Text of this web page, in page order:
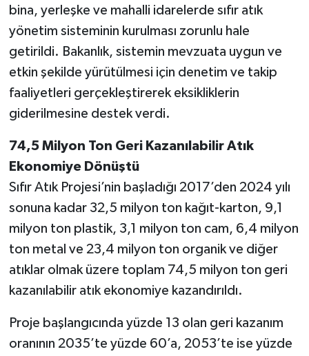
bina, yerleşke ve mahalli idarelerde sıfır atık
yönetim sisteminin kurulması zorunlu hale
getirildi. Bakanlık, sistemin mevzuata uygun ve
etkin şekilde yürütülmesi için denetim ve takip
faaliyetleri gerçekleştirerek eksikliklerin
giderilmesine destek verdi.
74,5 Milyon Ton Geri Kazanılabilir Atık
Ekonomiye Dönüştü
Sıfır Atık Projesi’nin başladığı 2017’den 2024 yılı
sonuna kadar 32,5 milyon ton kağıt-karton, 9,1
milyon ton plastik, 3,1 milyon ton cam, 6,4 milyon
ton metal ve 23,4 milyon ton organik ve diğer
atıklar olmak üzere toplam 74,5 milyon ton geri
kazanılabilir atık ekonomiye kazandırıldı.
Proje başlangıcında yüzde 13 olan geri kazanım
oranının 2035’te yüzde 60’a, 2053’te ise yüzde